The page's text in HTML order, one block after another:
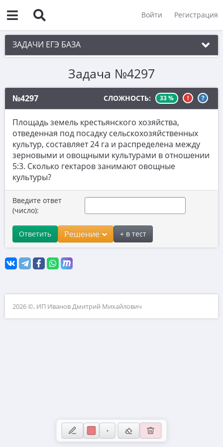
Войти Регистрация
ЗАДАЧИ ЕГЭ БАЗА
1. Простые текстовые задачи
2. Величины и значения
3. Графики, диаграммы, таблицы
4. Вычисления по формуле
5. Теория вероятностей
6. Выбор подходящих вариантов
7. Функции и производные
8. Выбор утверждений
9. Фигуры на квадратной решетке.
Координатная плоскость
10. Прикладные задачи по планиметрии
11. Прикладные задачи по стереометрии
14. Вычисления с дробями
20. Текстовые задачи
21. Нестандартные задачи
Задача №4297
№4297 СЛОЖНОСТЬ: 33 % ! ?
Площадь земель крестьянского хозяйства,
отведенная под посадку сельскохозяйственных
культур, составляет 24 га и распределена между
зерновыми и овощными культурами в отношении
5:3. Сколько гектаров занимают овощные
культуры?
Введите ответ
(число):
Ответить Решение + в тест
2026 ©, ИП Иванов Дмитрий Михайлович